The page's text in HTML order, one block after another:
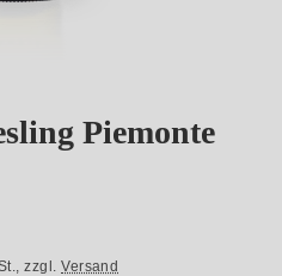
Piemonte
zzgl.Versand